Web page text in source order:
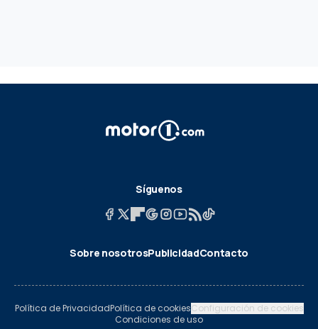
Síguenos
Sobre nosotrosPublicidadContacto
Política de PrivacidadPolítica de cookiesConfiguración de cookies
Condiciones de uso